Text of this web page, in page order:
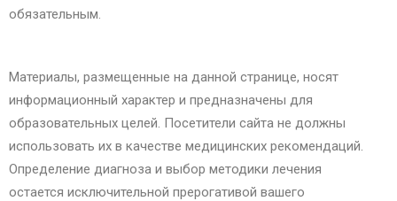
обязательным.
Материалы, размещенные на данной странице, носят
информационный характер и предназначены для
образовательных целей. Посетители сайта не должны
использовать их в качестве медицинских рекомендаций.
Определение диагноза и выбор методики лечения
остается исключительной прерогативой вашего